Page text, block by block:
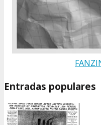
Entradas populares